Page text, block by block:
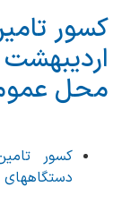
کسور
محل